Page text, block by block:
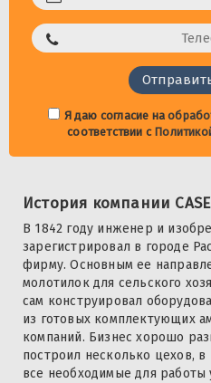
Я даю согласие на
соответствии с
История компании CASE
В 1842 году инженер и
зарегистрировал в городе
фирму. Основным ее
молотилок для сельского
сам конструировал
из готовых комплектующих
компаний. Бизнес хорошо
построил несколько цехов, в
все необходимые для работы